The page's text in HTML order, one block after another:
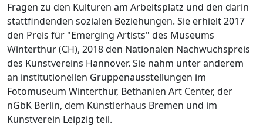
Fragen zu den Kulturen am Arbeitsplatz und den darin
stattfindenden sozialen Beziehungen. Sie erhielt 2017
den Preis für "Emerging Artists" des Museums
Winterthur (CH), 2018 den Nationalen Nachwuchspreis
des Kunstvereins Hannover. Sie nahm unter anderem
an institutionellen Gruppenausstellungen im
Fotomuseum Winterthur, Bethanien Art Center, der
nGbK Berlin, dem Künstlerhaus Bremen und im
Kunstverein Leipzig teil.